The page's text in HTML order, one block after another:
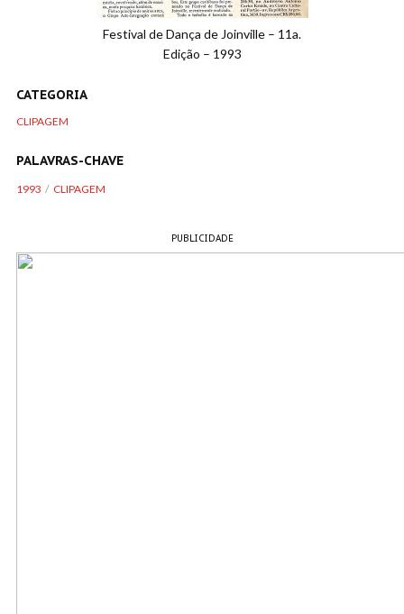
Festival de Dança de Joinville – 11a.
Edição – 1993
CATEGORIA
CLIPAGEM
PALAVRAS-CHAVE
1993 CLIPAGEM
PUBLICIDADE